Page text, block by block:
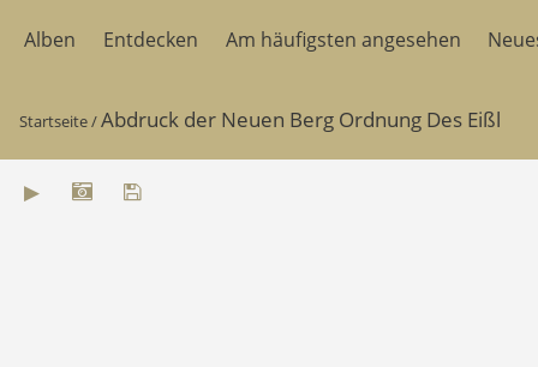
Alben Entdecken Am häufigsten angesehen
Startseite/Abdruck der Neuen Berg Ordnung Des Eißl